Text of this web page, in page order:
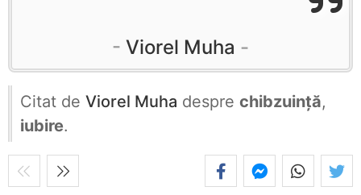
Viorel Muha
Citat de Viorel Muha despre chibzuință,
iubire.